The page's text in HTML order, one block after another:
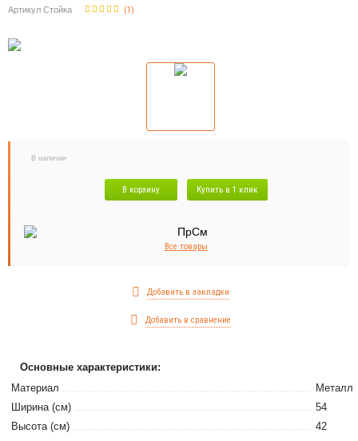
Артикул Стойка (1)
В наличии
В корзину Купить в 1 клик
Все товары
Добавить в закладки
Добавить в сравнение
Основные характеристики:
Материал
Металл
Ширина (см)
54
Высота (см)
42